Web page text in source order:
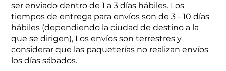
ser enviado dentro de 1 a 3 días hábiles. Los
tiempos de entrega para envíos son de 3 - 10 días
hábiles (dependiendo la ciudad de destino a la
que se dirigen), Los envíos son terrestres y
considerar que las paqueterías no realizan envíos
los días sábados.